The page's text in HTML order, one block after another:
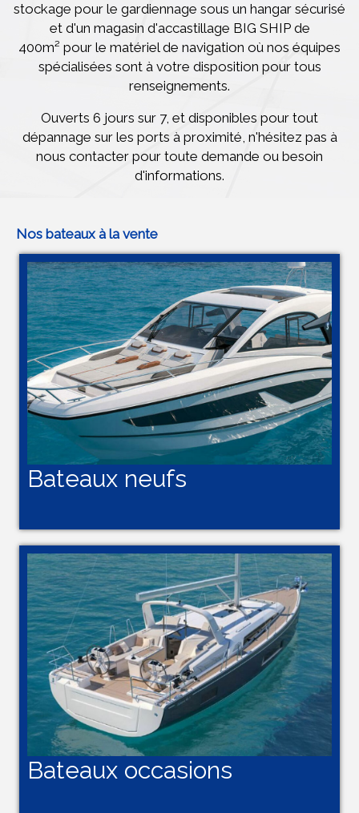
stockage pour le gardiennage sous un hangar sécurisé
et d'un magasin d'accastillage BIG SHIP de
400m² pour le matériel de navigation où nos équipes
spécialisées sont à votre disposition pour tous
renseignements.
Ouverts 6 jours sur 7, et disponibles pour tout
dépannage sur les ports à proximité, n'hésitez pas à
nous contacter pour toute demande ou besoin
d'informations.
Nos bateaux à la vente
Bateaux neufs
Bateaux occasions